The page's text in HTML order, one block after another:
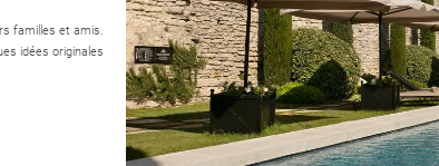
familles et amis.
idées originales